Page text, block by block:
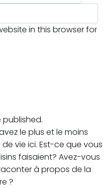
in this browser for
published.
le plus et le moins
vie ici. Est-ce que vous
faisaient? Avez-vous
à propos de la
?